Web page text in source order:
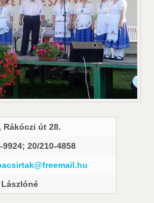
Rákóczi út 28.
9924; 20/210-4858
Lászlóné